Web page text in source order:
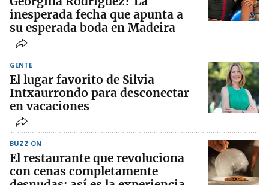
inesperada fecha que apunta a
su esperada boda en Madeira
GENTE
El lugar favorito de Silvia
Intxaurrondo para desconectar
en vacaciones
BUZZ ON
El restaurante que revoluciona
con cenas completamente